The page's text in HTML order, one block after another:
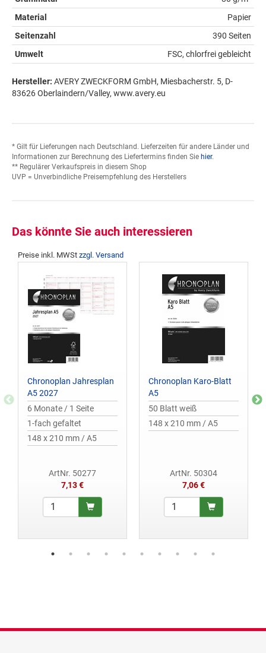
Material
Papier
Seitenzahl
390 Seiten
Umwelt
FSC, chlorfrei gebleicht
Hersteller: AVERY ZWECKFORM GmbH, Miesbacherstr. 5, D-
83626 Oberlaindern/Valley, www.avery.eu
* Gilt für Lieferungen nach Deutschland. Lieferzeiten für andere Länder und
Informationen zur Berechnung des Liefertermins finden Sie hier.
** Regulärer Verkaufspreis in diesem Shop
UVP = Unverbindliche Preisempfehlung des Herstellers
Das könnte Sie auch interessieren
Preise inkl. MWSt zzgl. Versand
Chronoplan Jahresplan
A5 2027
6 Monate / 1 Seite
1-fach gefaltet
148 x 210 mm / A5
ArtNr. 50277
7,13 €
Chronoplan Karo-Blatt
A5
50 Blatt weiß
148 x 210 mm / A5
ArtNr. 50304
7,06 €